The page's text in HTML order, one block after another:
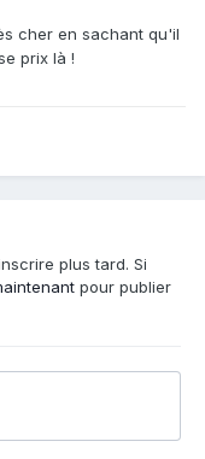
cher en sachant qu'il
prix là !
plus tard. Si
pour publier